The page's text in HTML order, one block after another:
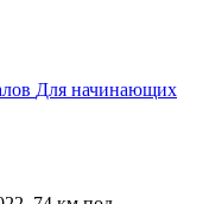
Для начинающих